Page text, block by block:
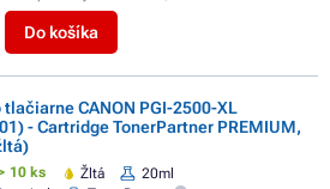
Do košíka
tlačiarne CANON PGI-2500-XL
- Cartridge TonerPartner PREMIUM,
10 ks Žltá
20ml